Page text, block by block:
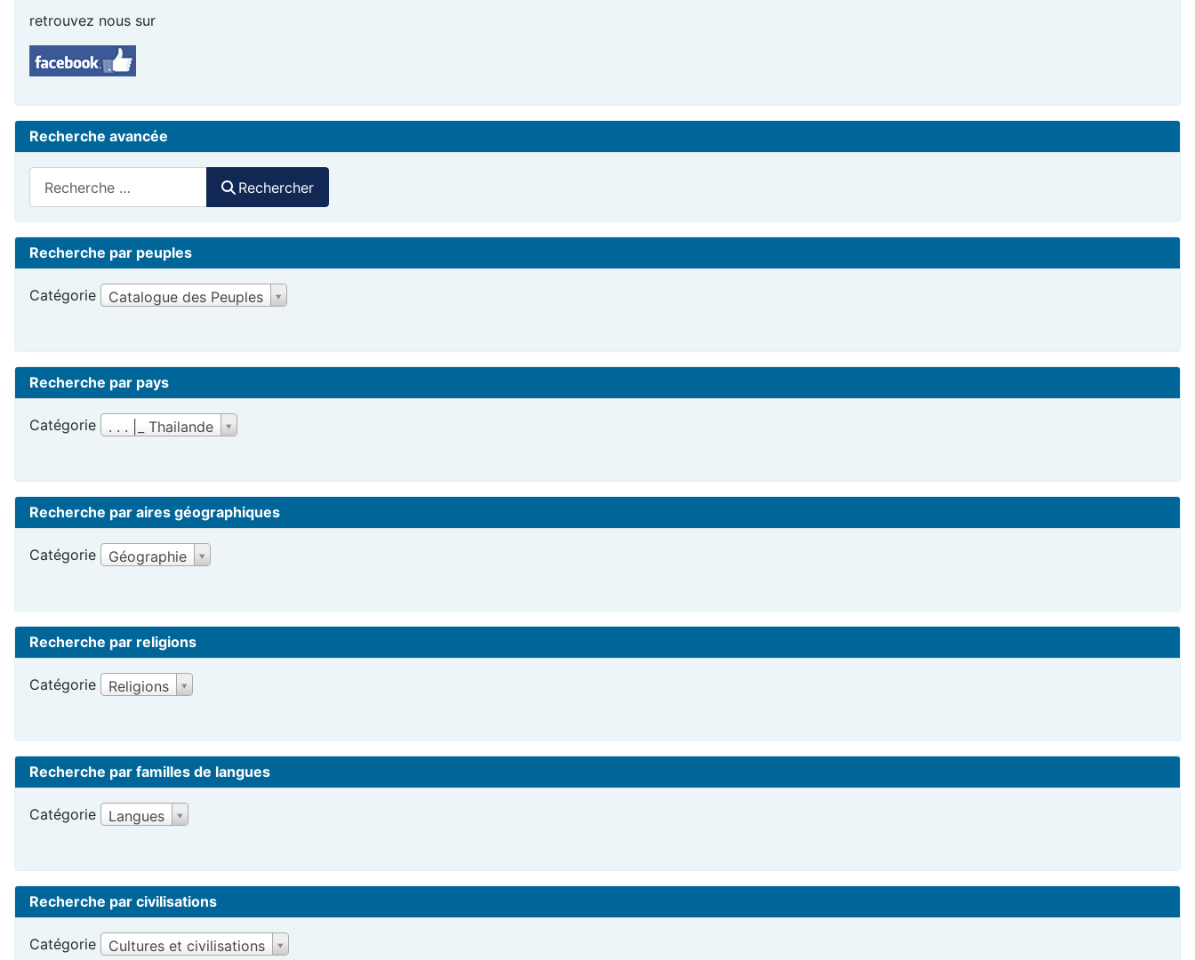
retrouvez nous sur
Recherche avancée
Rechercher
Recherche par peuples
Catégorie Catalogue des Peuples
Recherche par pays
Catégorie . . . |_ Thailande
Recherche par aires géographiques
Catégorie Géographie
Recherche par religions
Catégorie Religions
Recherche par familles de langues
Catégorie Langues
Recherche par civilisations
Catégorie Cultures et civilisations